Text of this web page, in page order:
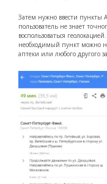
Затем нужно ввести пункты
пользователь не знает
воспользоваться
необходимый пункт можно
аптеки или любого другого